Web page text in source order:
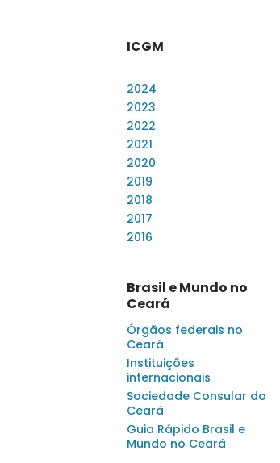
ICGM
2024
2023
2022
2021
2020
2019
2018
2017
2016
Brasil e Mundo no
Ceará
Órgãos federais no
Ceará
Instituições
internacionais
Sociedade Consular do
Ceará
Guia Rápido Brasil e
Mundo no Ceará